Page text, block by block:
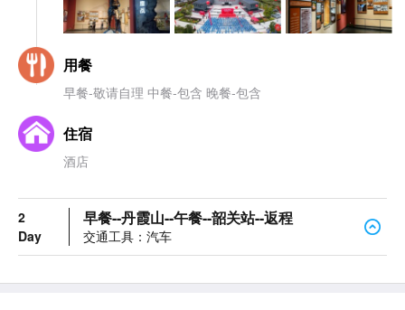
用餐
早餐-敬请自理 中餐-包含 晚餐-包含
住宿
酒店
2
Day
早餐--丹霞山--午餐--韶关站--返程
交通工具：汽车